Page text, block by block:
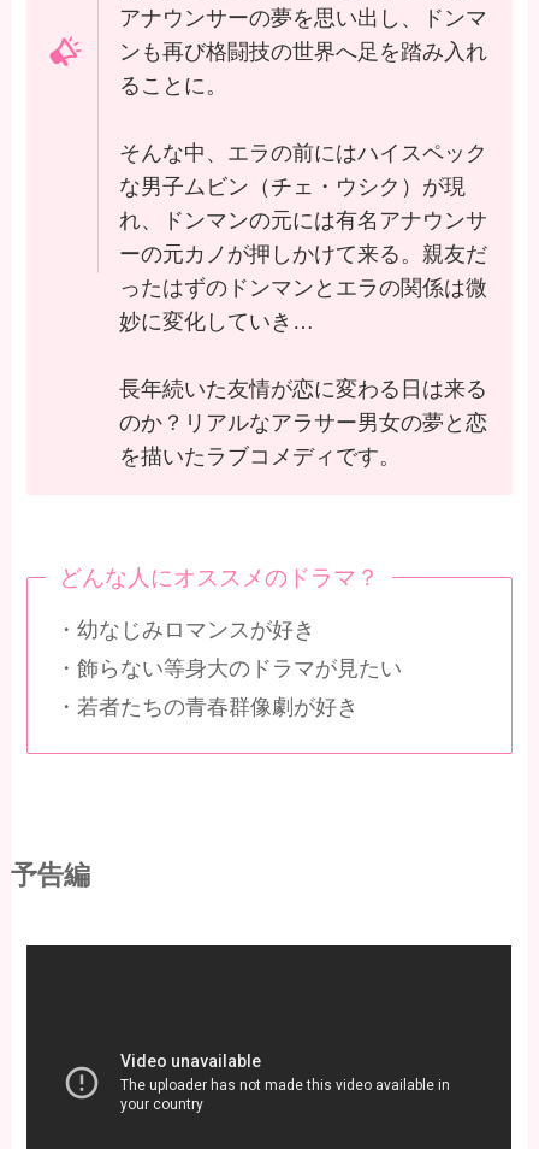
アナウンサーの夢を思い出し、ドンマ
ンも再び格闘技の世界へ足を踏み入れ
ることに。
そんな中、エラの前にはハイスペック
な男子ムビン（チェ・ウシク）が現
れ、ドンマンの元には有名アナウンサ
ーの元カノが押しかけて来る。親友だ
ったはずのドンマンとエラの関係は微
妙に変化していき…
長年続いた友情が恋に変わる日は来る
のか？リアルなアラサー男女の夢と恋
を描いたラブコメディです。
どんな人にオススメのドラマ？
・幼なじみロマンスが好き
・飾らない等身大のドラマが見たい
・若者たちの青春群像劇が好き
予告編